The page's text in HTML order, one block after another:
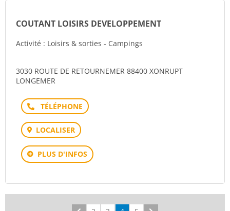
COUTANT LOISIRS DEVELOPPEMENT
Activité : Loisirs & sorties - Campings
3030 ROUTE DE RETOURNEMER 88400 XONRUPT
LONGEMER
Téléphone
LOCALISER
PLUS D'INFOS